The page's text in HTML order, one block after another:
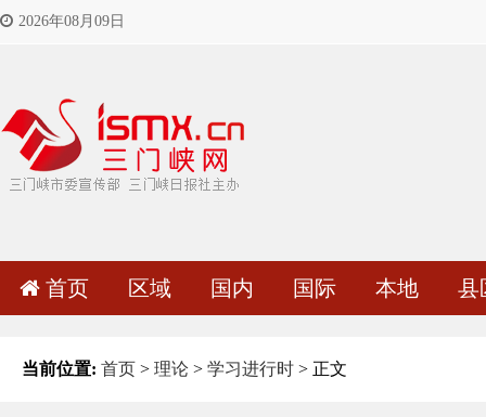
2026年08月09日
首页 区域 国内 国际 本地 县
当前位置: 首页 > 理论 > 学习进行时 > 正文